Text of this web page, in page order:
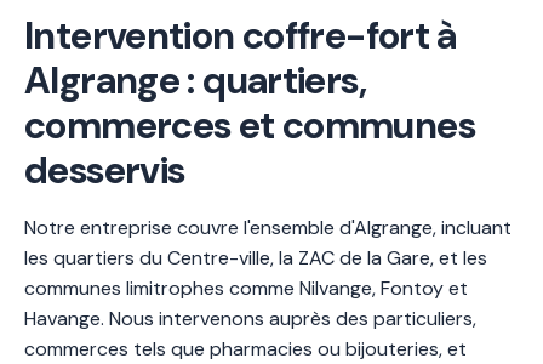
Intervention coffre-fort à
Algrange : quartiers,
commerces et communes
desservis
Notre entreprise couvre l'ensemble d'Algrange, incluant
les quartiers du Centre-ville, la ZAC de la Gare, et les
communes limitrophes comme Nilvange, Fontoy et
Havange. Nous intervenons auprès des particuliers,
commerces tels que pharmacies ou bijouteries, et